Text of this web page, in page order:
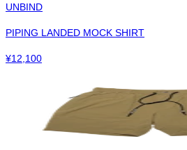
UNBIND
PIPING LANDED MOCK SHIRT
¥12,100